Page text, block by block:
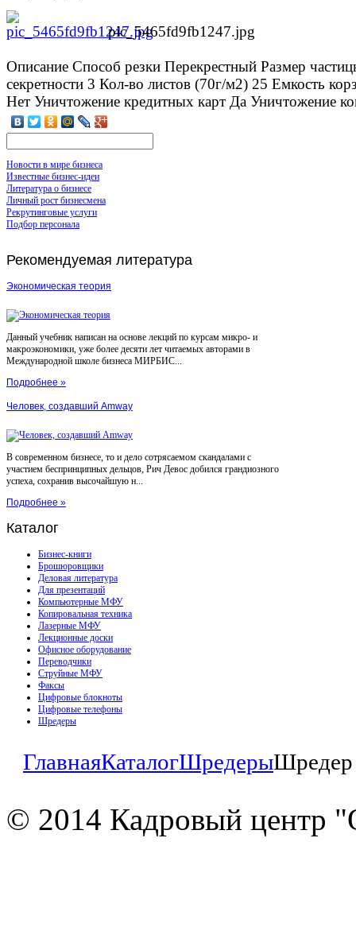
pic_5465fd9fb1247.jpg
Описание Способ резки Перекрестный Размер
секретности 3 Кол-во листов (70г/м2) 25 Емкость
Нет Уничтожение кредитных карт Да Уничтожение
Новости в мире бизнеса
Известные бизнес-идеи
Литература о бизнесе
Личный рост бизнесмена
Рекрутинговые услуги
Подбор персонала
Рекомендуемая литература
Экономическая теория
Данный учебник написан на основе лекций по курсам микро- и
макроэкономики, уже более десяти лет читаемых авторами в
Международной школе бизнеса МИРБИС...
Подробнее »
Человек, создавший Amway
В современном бизнесе, то и дело сотрясаемом скандалами с
участием беспринципных дельцов, Рич Девос добился грандиозного
успеха, сохранив высочайшую н...
Подробнее »
Каталог
Бизнес-книги
Брошюровщики
Деловая литература
Для презентаций
Компьютерные МФУ
Копировальная техника
Лазерные МФУ
Лекционные доски
Офисное оборудование
Переводчики
Струйные МФУ
Факсы
Цифровые блокноты
Цифровые телефоны
Шредеры
ГлавнаяКаталогШредерыШредер
© 2014 Кадровый центр